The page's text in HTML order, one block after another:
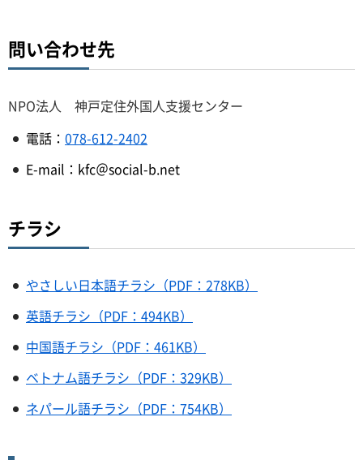
問い合わせ先
NPO法人 神戸定住外国人支援センター
電話： 078-612-2402
E-mail：kfc＠social-b.net
チラシ
やさしい日本語チラシ（PDF：278KB）
英語チラシ（PDF：494KB）
中国語チラシ（PDF：461KB）
ベトナム語チラシ（PDF：329KB）
ネパール語チラシ（PDF：754KB）